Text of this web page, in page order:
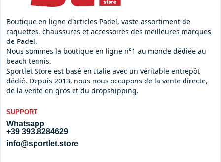
Boutique en ligne d'articles Padel, vaste assortiment de
raquettes, chaussures et accessoires des meilleures marques
de Padel.
Nous sommes la boutique en ligne n°1 au monde dédiée au
beach tennis.
Sportlet Store est basé en Italie avec un véritable entrepôt
dédié. Depuis 2013, nous nous occupons de la vente directe,
de la vente en gros et du dropshipping.
SUPPORT
Whatsapp
+39 393.8284629
info@sportlet.store